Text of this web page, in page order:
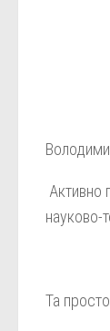
Активно
науково-
Та